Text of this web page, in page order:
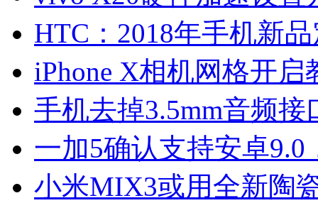
HTC：2018年手机新
iPhone X相机网格开启
手机去掉3.5mm音频
一加5确认支持安卓9.0
小米MIX3或用全新陶